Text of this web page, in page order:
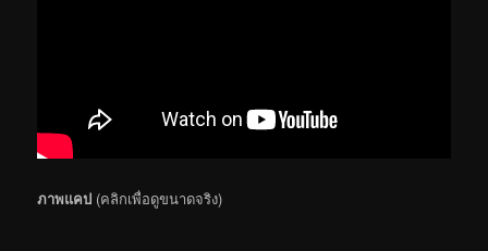
ภาพแคป (คลิกเพื่อดูขนาดจริง)